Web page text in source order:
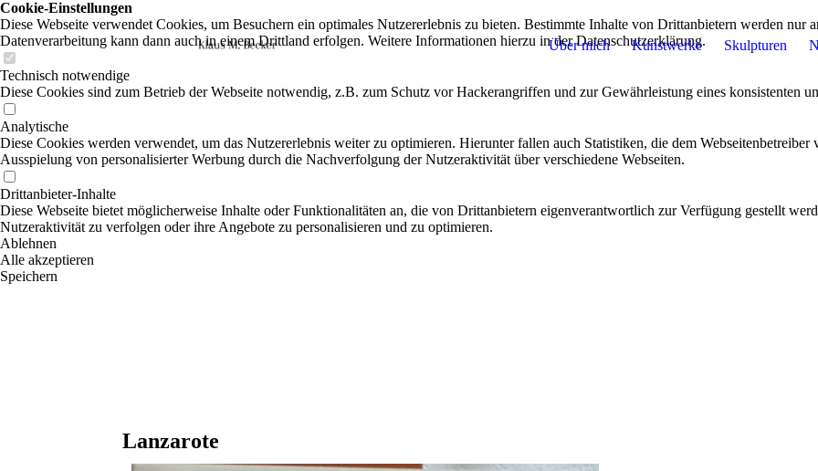
Über mich Kunstwerke Skulpturen
Lanzarote
Cookie-Einstellungen
Diese Webseite verwendet Cookies, um Besuchern ein optimales Nutzererlebnis zu bieten. Bestimmte Inhalte von Drittanbietern werden nur
Datenverarbeitung kann dann auch in einem Drittland erfolgen. Weitere Informationen hierzu in der Datenschutzerklärung.
Technisch notwendige
Diese Cookies sind zum Betrieb der Webseite notwendig, z.B. zum Schutz vor Hackerangriffen und zur Gewährleistung eines konsistenten
Analytische
Diese Cookies werden verwendet, um das Nutzererlebnis weiter zu optimieren. Hierunter fallen auch Statistiken, die dem
Ausspielung von personalisierter Werbung durch die Nachverfolgung der Nutzeraktivität über verschiedene Webseiten.
Drittanbieter-Inhalte
Diese Webseite bietet möglicherweise Inhalte oder Funktionalitäten an, die von Drittanbietern eigenverantwortlich zur Verfügung gestellt
Nutzeraktivität zu verfolgen oder ihre Angebote zu personalisieren und zu optimieren.
Ablehnen
Alle akzeptieren
Speichern